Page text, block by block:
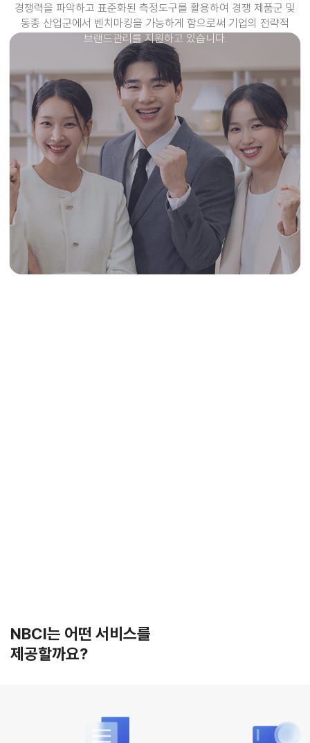
경쟁력을 파악하고 표준화된 측정도구를 활용하여 경쟁 제품군 및
동종 산업군에서 벤치마킹을 가능하게 함으로써 기업의 전략적
브랜드관리를 지원하고 있습니다.
경쟁력을 파악하고 표준화된 측정도구를 활용하여 경쟁 제품군 및
동종 산업군에서 벤치마킹을 가능하게 함으로써 기업의 전략적
브랜드관리를 지원하고 있습니다.
NBCI는 어떤 서비스를
제공할까요?